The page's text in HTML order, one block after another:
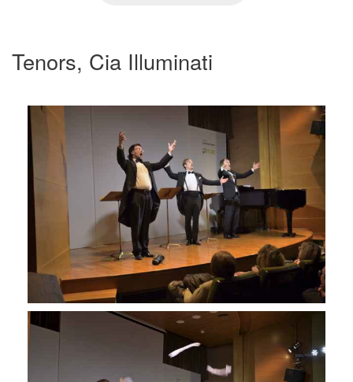
Tenors, Cia Illuminati